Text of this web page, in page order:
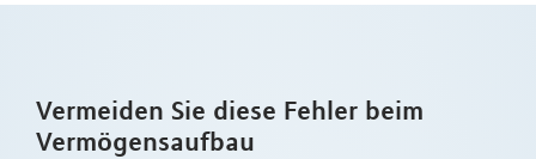
Vermeiden Sie diese Fehler beim
Vermögensaufbau